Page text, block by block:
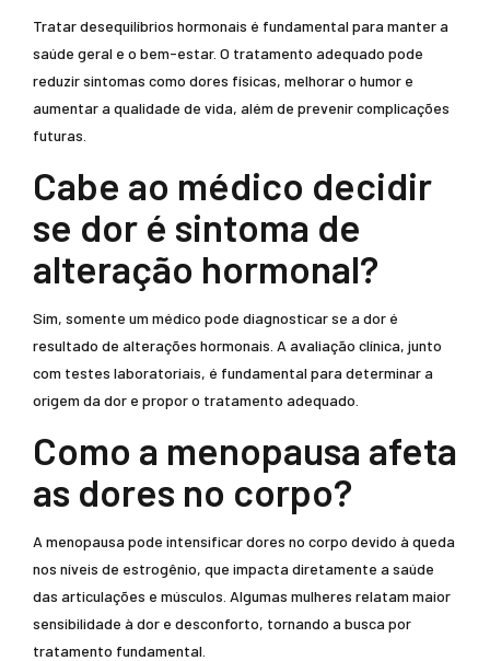
Tratar desequilíbrios hormonais é fundamental para manter a
saúde geral e o bem-estar. O tratamento adequado pode
reduzir sintomas como dores físicas, melhorar o humor e
aumentar a qualidade de vida, além de prevenir complicações
futuras.
Cabe ao médico decidir
se dor é sintoma de
alteração hormonal?
Sim, somente um médico pode diagnosticar se a dor é
resultado de alterações hormonais. A avaliação clínica, junto
com testes laboratoriais, é fundamental para determinar a
origem da dor e propor o tratamento adequado.
Como a menopausa afeta
as dores no corpo?
A menopausa pode intensificar dores no corpo devido à queda
nos níveis de estrogênio, que impacta diretamente a saúde
das articulações e músculos. Algumas mulheres relatam maior
sensibilidade à dor e desconforto, tornando a busca por
tratamento fundamental.